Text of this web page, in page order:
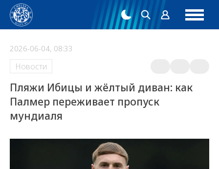
2026-06-04, 08:33
Новости
Пляжи Ибицы и жёлтый диван: как
Палмер переживает пропуск
мундиаля